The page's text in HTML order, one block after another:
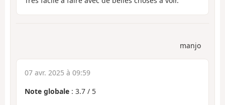
manjo
07 avr. 2025 à 09:59
Note globale : 3.7 / 5